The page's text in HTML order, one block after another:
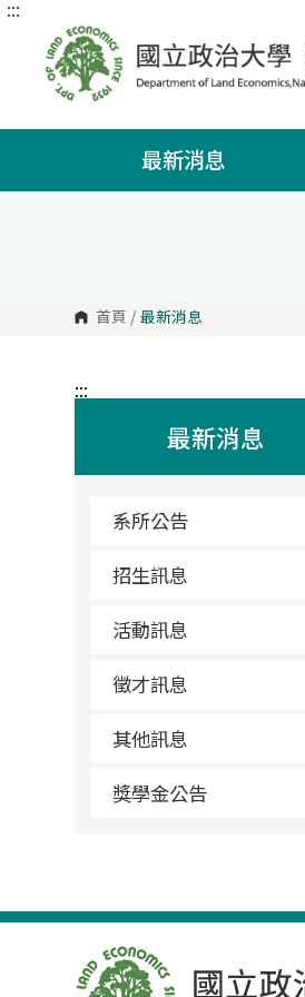
跳
塊
:::
最新消息
首頁 / 最新消息
:::
最新消息
系所公告
招生訊息
活動訊息
徵才訊息
其他訊息
獎學金公告